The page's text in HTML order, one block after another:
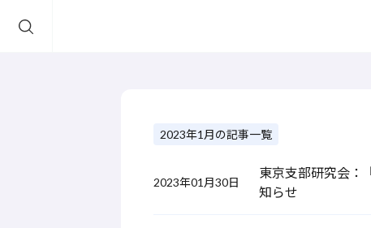
2023年1月の記事一覧
2023年01月30日
東京支部研究会：
知らせ